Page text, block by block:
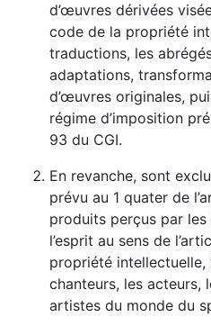
d’œuvres dérivées
code de la propriété
traductions, les
adaptations,
d’œuvres originales,
régime d’imposition
93 du CGI.
En revanche, sont
prévu au 1 quater de
produits perçus par
l’esprit au sens de
propriété
chanteurs, les acteurs,
artistes du monde du